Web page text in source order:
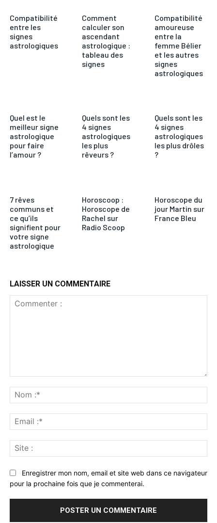
Compatibilité
entre les
signes
astrologiques
Comment
calculer son
ascendant
astrologique :
tableau des
signes
Compatibilité
amoureuse
entre la
femme Bélier
et les autres
signes
astrologiques
Quel est le
meilleur signe
astrologique
pour faire
l’amour ?
Quels sont les
4 signes
astrologiques
les plus
rêveurs ?
Quels sont les
4 signes
astrologiques
les plus drôles
?
7 rêves
communs et
ce qu’ils
signifient pour
votre signe
astrologique
Horoscoop :
Horoscope de
Rachel sur
Radio Scoop
Horoscope du
jour Martin sur
France Bleu
LAISSER UN COMMENTAIRE
:*
:*
:
Enregistrer mon nom, email et site web dans ce navigateur
pour la prochaine fois que je commenterai.